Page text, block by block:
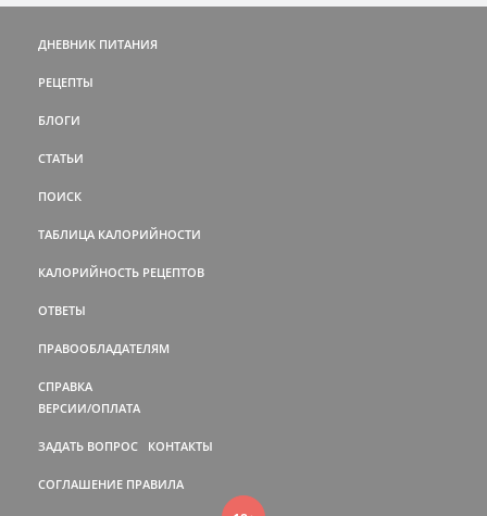
ДНЕВНИК ПИТАНИЯ
РЕЦЕПТЫ
БЛОГИ
СТАТЬИ
ПОИСК
ТАБЛИЦА КАЛОРИЙНОСТИ
КАЛОРИЙНОСТЬ РЕЦЕПТОВ
ОТВЕТЫ
ПРАВООБЛАДАТЕЛЯМ
СПРАВКА
ВЕРСИИ/ОПЛАТА
ЗАДАТЬ ВОПРОС КОНТАКТЫ
СОГЛАШЕНИЕ ПРАВИЛА